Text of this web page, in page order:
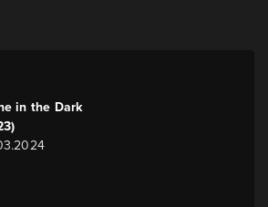
in the Dark